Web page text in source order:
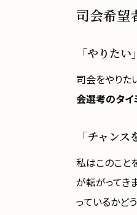
司会希望
「やりた
司会をやりた
会選考のタイ
「チャン
私はこのこと
が転がってき
っているかど